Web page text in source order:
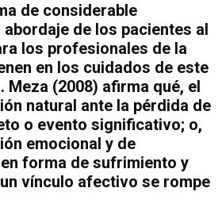
de considerable
de los pacientes al
los profesionales de la
en los cuidados de este
Meza (2008) afirma qué, el
natural ante la pérdida de
o evento significativo; o,
emocional y de
forma de sufrimiento y
vínculo afectivo se rompe